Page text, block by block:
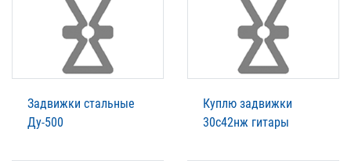
Задвижки стальные
Ду-500
Куплю задвижки
30с42нж гитары